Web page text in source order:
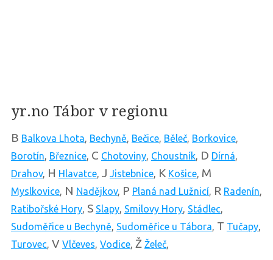
yr.no Tábor v regionu
B Balkova Lhota, Bechyně, Bečice, Běleč, Borkovice,
Borotín, Březnice, C Chotoviny, Choustník, D Dírná,
Drahov, H Hlavatce, J Jistebnice, K Košice, M
Myslkovice, N Nadějkov, P Planá nad Lužnicí, R Radenín,
Ratibořské Hory, S Slapy, Smilovy Hory, Stádlec,
Sudoměřice u Bechyně, Sudoměřice u Tábora, T Tučapy,
Turovec, V Vlčeves, Vodice, Ž Želeč,